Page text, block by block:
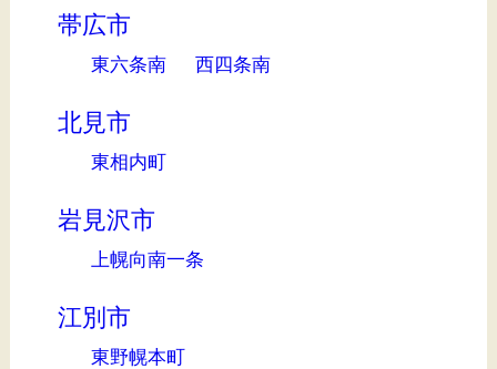
帯広市
東六条南 西四条南
北見市
東相内町
岩見沢市
上幌向南一条
江別市
東野幌本町